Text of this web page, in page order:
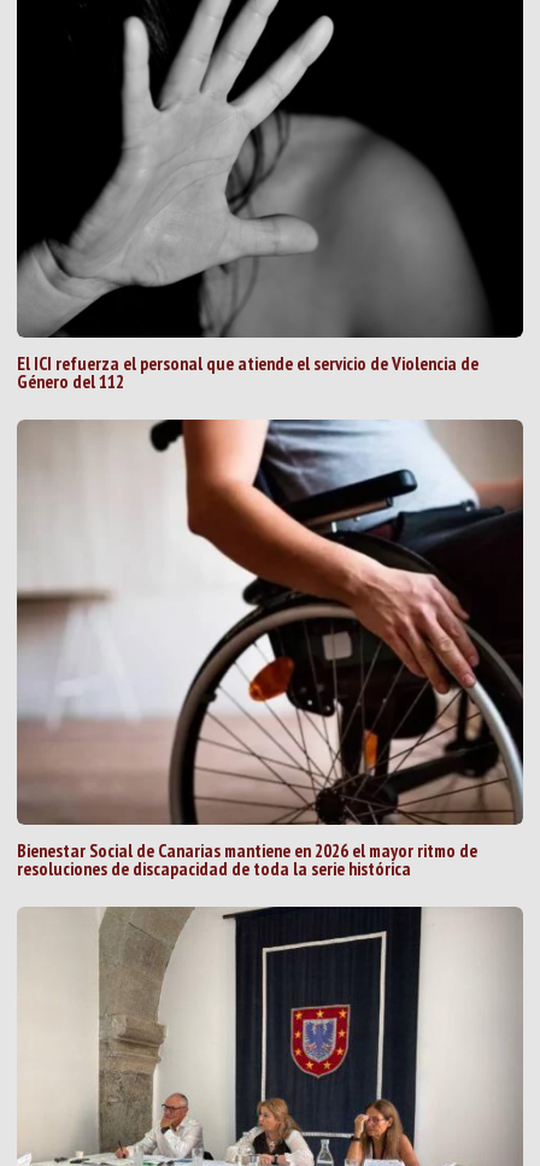
El ICI refuerza el personal que atiende el servicio de Violencia de
Género del 112
Bienestar Social de Canarias mantiene en 2026 el mayor ritmo de
resoluciones de discapacidad de toda la serie histórica